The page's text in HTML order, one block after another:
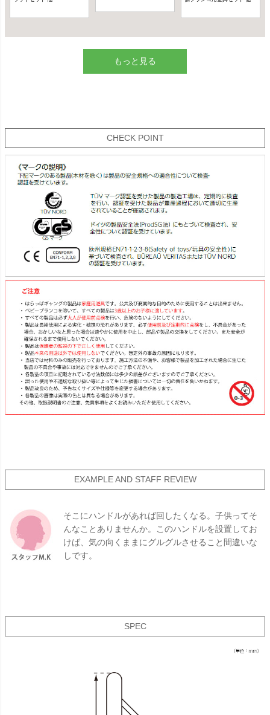
もっと見る
CHECK POINT
EXAMPLE AND STAFF REVIEW
そこにハンドルがあれば回したくなる。子供ってそ
んなことありませんか。このハンドルを設置してお
けば、気の向くままにグルグルさせること間違いな
しです。
SPEC